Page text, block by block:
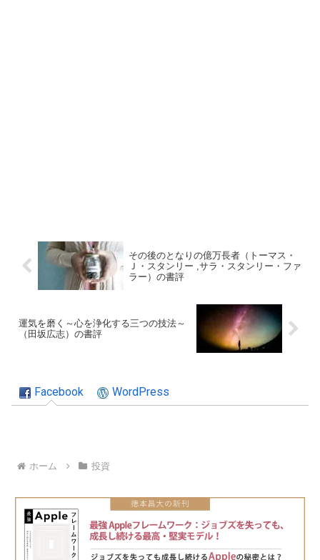
その後のとなりの億万長者（トーマス・
Ｊ・スタンリー ,サラ・スタンリー・ファ
ラー）の書評
運気を磨く～心を浄化する三つの技法～
（田坂広志）の書評
Facebook WordPress
ホーム 投資